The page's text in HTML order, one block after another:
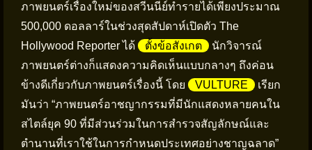
ภาพยนตร์เรื่องใหม่ของสวีนนีย์ทำรายได้เพียงประมาณ
500,000 ดอลลาร์ในช่วงสุดสัปดาห์เปิดตัว The
Hollywood Reporter ได้
ตั้งข้อสังเกต
นักวิจารณ์
ภาพยนตร์ต่างก็แสดงความคิดเห็นแบบกลางๆ ถึงค่อน
ข้างดีเกี่ยวกับภาพยนตร์เรื่องนี้ โดย
VULTURE
เรียก
มันว่า “ภาพยนตร์อาชญากรรมที่มีนักแสดงหลายคนใน
สไตล์ยุค 90 ที่มีส่วนร่วมในการสำรวจสัญลักษณ์และ
ตำนานที่เราใช้ในการกำหนดประเทศอย่างชาญฉลาด”